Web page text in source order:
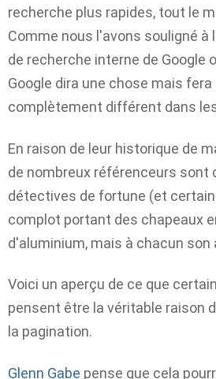
recherche plus rapides, tout le
Comme nous l'avons souligné à
de recherche interne de Google
Google dira une chose mais
complètement différent dans
En raison de leur historique de
de nombreux référenceurs sont
détectives de fortune (et
complot portant des chapeaux
d'aluminium, mais à chacun son
Voici un aperçu de ce que
pensent être la véritable raison
la pagination.
Glenn Gabe pense que cela